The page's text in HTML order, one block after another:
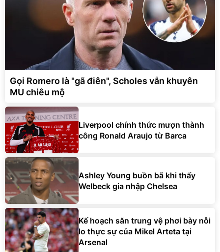
Gọi Romero là "gã điên", Scholes vẫn khuyên
MU chiêu mộ
Liverpool chính thức mượn thành
công Ronald Araujo từ Barca
Ashley Young buồn bã khi thấy
Welbeck gia nhập Chelsea
Kế hoạch săn trung vệ phơi bày nỗi
lo thực sự của Mikel Arteta tại
Arsenal